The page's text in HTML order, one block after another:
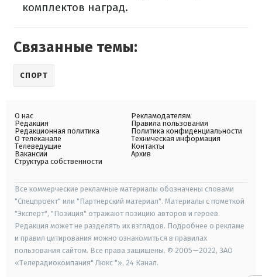
комплектов наград.
Связанные темы:
СПОРТ
О нас
Редакция
Редакционная политика
О телеканале
Телеведущие
Вакансии
Структура собственности
Рекламодателям
Правила пользования
Политика конфиденциальности
Техническая информация
Контакты
Архив
Все коммерческие рекламные материалы обозначены словами
"Спецпроект" или "Партнерский материал". Материалы с пометкой
"Эксперт", "Позиция" отражают позицию авторов и героев.
Редакция может не разделять их взглядов. Подробнее о рекламе
и правил цитирования можно ознакомиться в правилах
пользования сайтом. Все права защищены. © 2005—2022, ЗАО
«Телерадиокомпания" Люкс "», 24 Канал.